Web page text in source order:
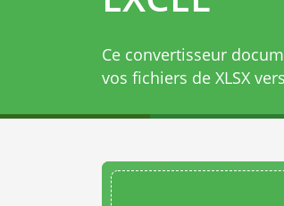
Ce convertisseur
vos fichiers de XLSX